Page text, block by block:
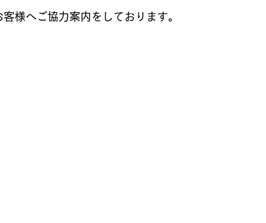
様へご協力案内をしております。